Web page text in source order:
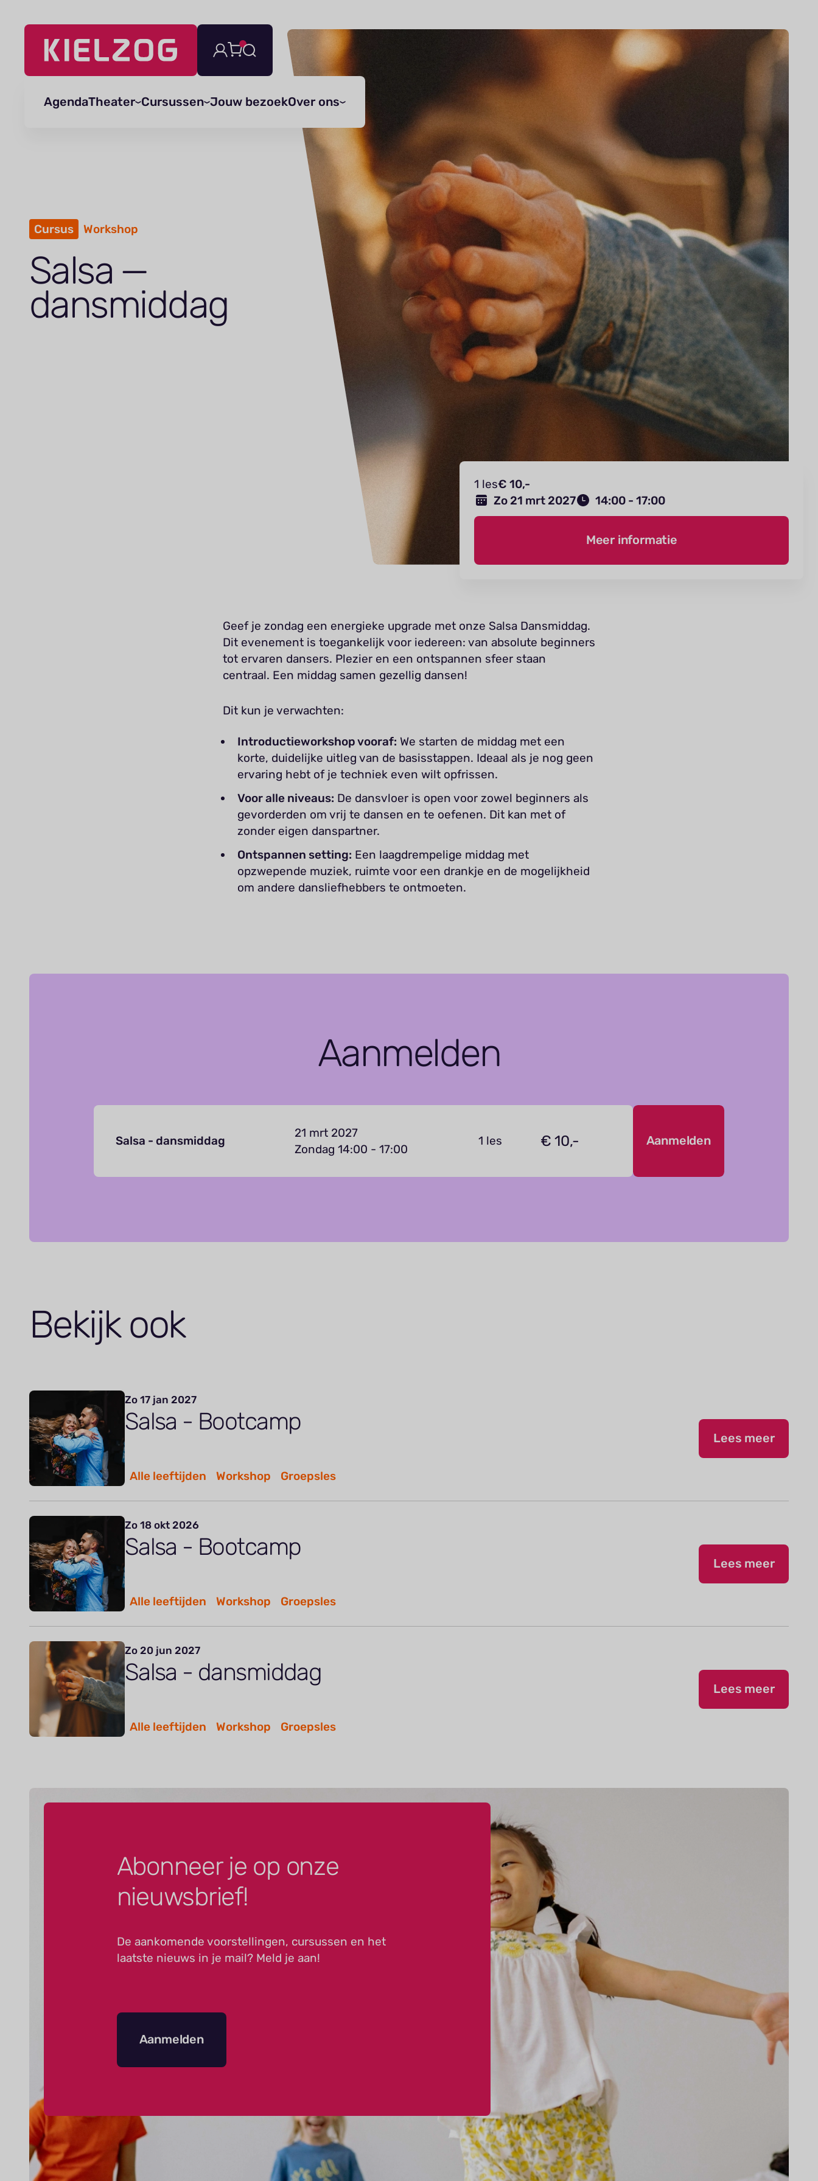
Navigatie
AgendaTheater Cursussen Jouw bezoekOver ons
Cursus Workshop
Salsa —
dansmiddag
1 les€ 10,-
Zo 21 mrt 2027
14:00 - 17:00
Meer informatie
Geef je zondag een energieke upgrade met onze Salsa Dansmiddag.
Dit evenement is toegankelijk voor iedereen: van absolute beginners
tot ervaren dansers. Plezier en een ontspannen sfeer staan
centraal. Een middag samen gezellig dansen!
Dit kun je verwachten:
Introductieworkshop vooraf: We starten de middag met een
korte, duidelijke uitleg van de basisstappen. Ideaal als je nog geen
ervaring hebt of je techniek even wilt opfrissen.
Voor alle niveaus: De dansvloer is open voor zowel beginners als
gevorderden om vrij te dansen en te oefenen. Dit kan met of
zonder eigen danspartner.
Ontspannen setting: Een laagdrempelige middag met
opzwepende muziek, ruimte voor een drankje en de mogelijkheid
om andere dansliefhebbers te ontmoeten.
Aanmelden
Salsa - dansmiddag
21 mrt 2027
Zondag 14:00 - 17:00
1 les € 10,- Aanmelden
Bekijk ook
Zo 17 jan 2027
Salsa - Bootcamp
Alle leeftijden Workshop Groepsles
Lees meer
Zo 18 okt 2026
Salsa - Bootcamp
Alle leeftijden Workshop Groepsles
Lees meer
Zo 20 jun 2027
Salsa - dansmiddag
Alle leeftijden Workshop Groepsles
Lees meer
Abonneer je op onze
nieuwsbrief!
De aankomende voorstellingen, cursussen en het
laatste nieuws in je mail? Meld je aan!
Aanmelden